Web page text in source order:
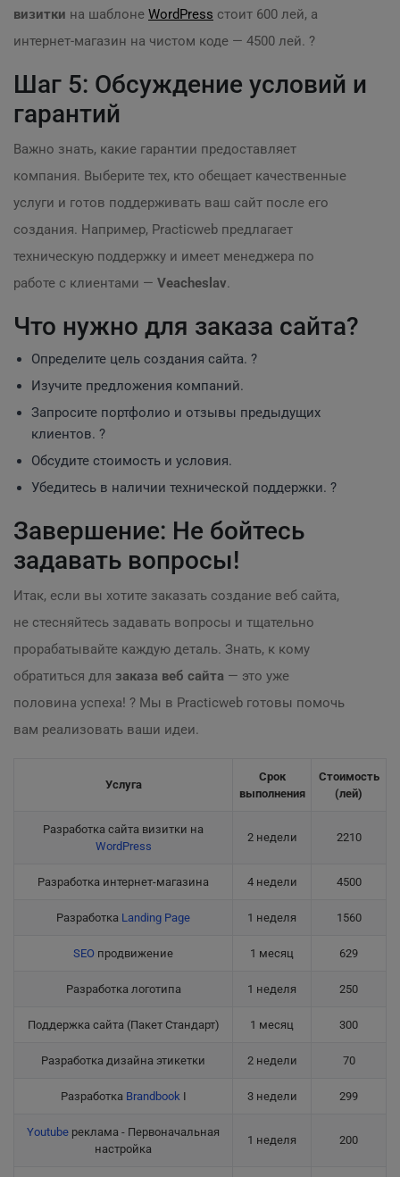
визитки на шаблоне WordPress стоит 600 лей, а
интернет-магазин на чистом коде — 4500 лей. ?
Шаг 5: Обсуждение условий и
гарантий
Важно знать, какие гарантии предоставляет
компания. Выберите тех, кто обещает качественные
услуги и готов поддерживать ваш сайт после его
создания. Например, Practicweb предлагает
техническую поддержку и имеет менеджера по
работе с клиентами — Veacheslav.
Что нужно для заказа сайта?
Определите цель создания сайта. ?
Изучите предложения компаний.
Запросите портфолио и отзывы предыдущих
клиентов. ?
Обсудите стоимость и условия.
Убедитесь в наличии технической поддержки. ?️
Завершение: Не бойтесь
задавать вопросы!
Итак, если вы хотите заказать создание веб сайта,
не стесняйтесь задавать вопросы и тщательно
прорабатывайте каждую деталь. Знать, к кому
обратиться для заказа веб сайта — это уже
половина успеха! ? Мы в Practicweb готовы помочь
вам реализовать ваши идеи.
Услуга
Срок
выполнения
Стоимость
(лей)
Разработка сайта визитки на
WordPress
2 недели 2210
Разработка интернет-магазина 4 недели 4500
Разработка Landing Page 1 неделя 1560
SEO продвижение 1 месяц 629
Разработка логотипа 1 неделя 250
Поддержка сайта (Пакет Стандарт) 1 месяц 300
Разработка дизайна этикетки 2 недели 70
Разработка BrandbookI 3 недели 299
Youtube реклама - Первоначальная
настройка
1 неделя 200